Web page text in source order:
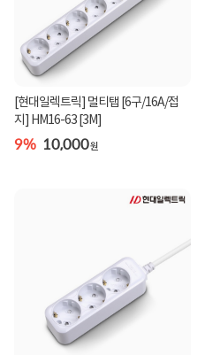
[현대일렉트릭] 멀티탭 [6구/16A/접
지] HM16-63 [3M]
9% 10,000원